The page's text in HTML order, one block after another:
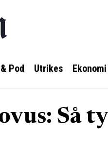
Pod Utrikes Ekonomi
Så